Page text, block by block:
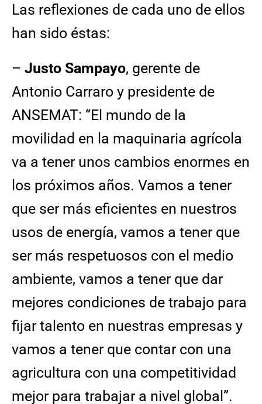
Las reflexiones de cada uno de ellos
han sido éstas:
– Justo Sampayo, gerente de
Antonio Carraro y presidente de
ANSEMAT: “El mundo de la
movilidad en la maquinaria agrícola
va a tener unos cambios enormes en
los próximos años. Vamos a tener
que ser más eficientes en nuestros
usos de energía, vamos a tener que
ser más respetuosos con el medio
ambiente, vamos a tener que dar
mejores condiciones de trabajo para
fijar talento en nuestras empresas y
vamos a tener que contar con una
agricultura con una competitividad
mejor para trabajar a nivel global”.